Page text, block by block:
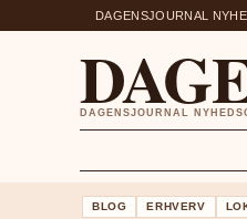
DAGENSJOURNAL
DAGENSJOURNAL
BLOG ERHVERV